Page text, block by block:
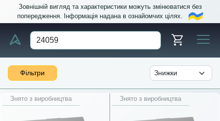
Зовнішній вигляд та характеристики можуть змінюватися без
попередження. Інформація надана в ознайомчих цілях.
Фільтри
Знято з виробництва Знято з виробництва